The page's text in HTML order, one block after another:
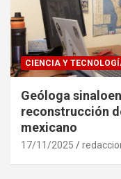
CIENCIA Y
Geóloga
reconstrucción
mexicano
17/11/2025